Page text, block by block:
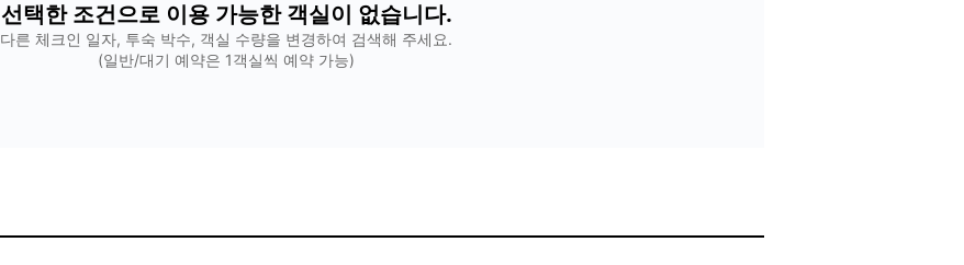
선택한 조건으로 이용 가능한 객실이 없습니다.
다른 체크인 일자, 투숙 박수, 객실 수량을 변경하여 검색해 주세요.
(일반/대기 예약은 1객실씩 예약 가능)